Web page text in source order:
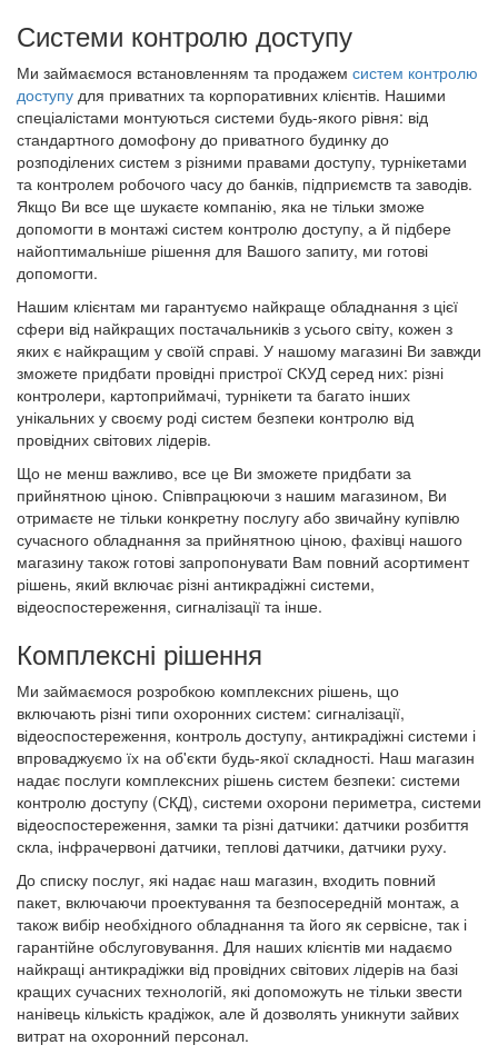
Системи контролю доступу
Ми займаємося встановленням та продажем систем контролю
доступу для приватних та корпоративних клієнтів. Нашими
спеціалістами монтуються системи будь-якого рівня: від
стандартного домофону до приватного будинку до
розподілених систем з різними правами доступу, турнікетами
та контролем робочого часу до банків, підприємств та заводів.
Якщо Ви все ще шукаєте компанію, яка не тільки зможе
допомогти в монтажі систем контролю доступу, а й підбере
найоптимальніше рішення для Вашого запиту, ми готові
допомогти.
Нашим клієнтам ми гарантуємо найкраще обладнання з цієї
сфери від найкращих постачальників з усього світу, кожен з
яких є найкращим у своїй справі. У нашому магазині Ви завжди
зможете придбати провідні пристрої СКУД серед них: різні
контролери, картоприймачі, турнікети та багато інших
унікальних у своєму роді систем безпеки контролю від
провідних світових лідерів.
Що не менш важливо, все це Ви зможете придбати за
прийнятною ціною. Співпрацюючи з нашим магазином, Ви
отримаєте не тільки конкретну послугу або звичайну купівлю
сучасного обладнання за прийнятною ціною, фахівці нашого
магазину також готові запропонувати Вам повний асортимент
рішень, який включає різні антикрадіжні системи,
відеоспостереження, сигналізації та інше.
Комплексні рішення
Ми займаємося розробкою комплексних рішень, що
включають різні типи охоронних систем: сигналізації,
відеоспостереження, контроль доступу, антикрадіжні системи і
впроваджуємо їх на об'єкти будь-якої складності. Наш магазин
надає послуги комплексних рішень систем безпеки: системи
контролю доступу (СКД), системи охорони периметра, системи
відеоспостереження, замки та різні датчики: датчики розбиття
скла, інфрачервоні датчики, теплові датчики, датчики руху.
До списку послуг, які надає наш магазин, входить повний
пакет, включаючи проектування та безпосередній монтаж, а
також вибір необхідного обладнання та його як сервісне, так і
гарантійне обслуговування. Для наших клієнтів ми надаємо
найкращі антикрадіжки від провідних світових лідерів на базі
кращих сучасних технологій, які допоможуть не тільки звести
нанівець кількість крадіжок, але й дозволять уникнути зайвих
витрат на охоронний персонал.